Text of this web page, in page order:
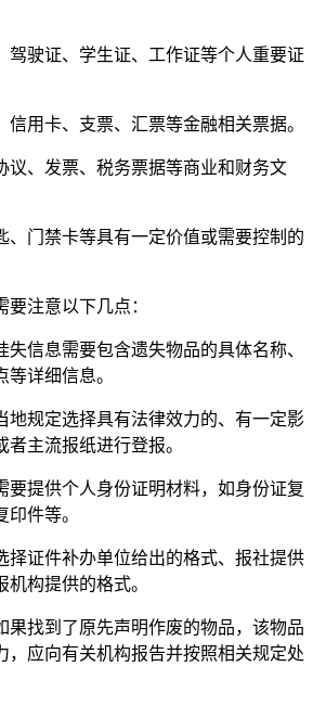
驾驶证、学生证、工作证等个人重要证
用卡、支票、汇票等金融相关票据。
议、发票、税务票据等商业和财务文
、门禁卡等具有一定价值或需要控制的
注意以下几点：
信息需要包含遗失物品的具体名称、
详细信息。
地规定选择具有法律效力的、有一定影
主流报纸进行登报。
要提供个人身份证明材料，如身份证复
件等。
择证件补办单位给出的格式、报社提供
构提供的格式。
果找到了原先声明作废的物品，该物品
，应向有关机构报告并按照相关规定处